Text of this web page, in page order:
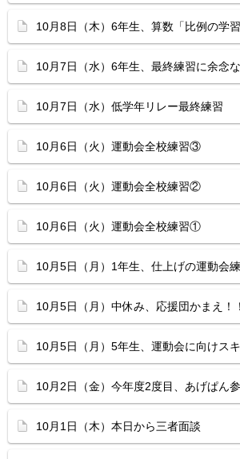
10月8日（木）6年生、算数「比例の学習
10月7日（水）6年生、最終練習に余念な
10月7日（水）低学年リレー最終練習
10月6日（火）運動会全校練習③
10月6日（火）運動会全校練習②
10月6日（火）運動会全校練習①
10月5日（月）1年生、仕上げの運動会
10月5日（月）中休み、応援団かまえ！！
10月5日（月）5年生、運動会に向けス
10月2日（金）今年度2度目、あげぱん
10月1日（木）本日から三者面談